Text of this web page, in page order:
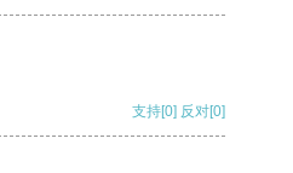
支持[0] 反对[0]